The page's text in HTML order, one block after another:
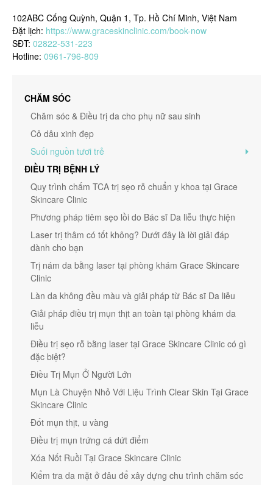
CHĂM SÓC
Chăm sóc & Điều trị da cho phụ nữ sau sinh
Cô dâu xinh đẹp
Suối nguồn tươi trẻ
ĐIỀU TRỊ BỆNH LÝ
Quy trình chấm TCA trị sẹo rỗ chuẩn y khoa tại Grace
Skincare Clinic
Phương pháp tiêm sẹo lồi do Bác sĩ Da liễu thực hiện
Laser trị thâm có tốt không? Dưới đây là lời giải đáp
dành cho bạn
Trị nám da bằng laser tại phòng khám Grace Skincare
Clinic
Làn da không đều màu và giải pháp từ Bác sĩ Da liễu
Giải pháp điều trị mụn thịt an toàn tại phòng khám da
liễu
Điều trị sẹo rỗ bằng laser tại Grace Skincare Clinic có gì
đặc biệt?
Điều Trị Mụn Ở Người Lớn
Mụn Là Chuyện Nhỏ Với Liệu Trình Clear Skin Tại Grace
Skincare Clinic
Đốt mụn thịt, u vàng
Điều trị mụn trứng cá dứt điểm
Xóa Nốt Ruồi Tại Grace Skincare Clinic
Kiểm tra da mặt ở đâu để xây dựng chu trình chăm sóc
102ABC Cống Quỳnh, Quận 1, Tp. Hồ Chí Minh, Việt Nam
Đặt lịch: https://www.graceskinclinic.com/book-now
SĐT: 02822-531-223
Hotline: 0961-796-809